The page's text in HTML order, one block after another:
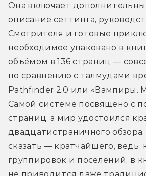
Она включает
описание сеттинга,
Смотрителя и готовые
необходимое упаковано в
объёмом в 136 страниц —
по сравнению с талмудами
Pathfinder 2.0 или «Вампиры.
Самой системе посвящено с
страниц, а мир удостоился
двадцатистраничного
сказать — кратчайшего,
группировок и поселений, в